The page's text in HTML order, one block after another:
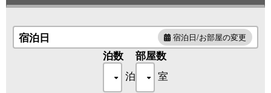
宿泊日 宿泊日/お部屋の変更
泊数
泊
部屋数
室